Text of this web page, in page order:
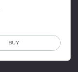
BUY